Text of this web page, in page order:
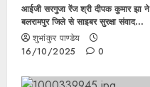
आईजी सरगुजा रेंज श्री दीपक कुमार झा ने
बलरामपुर जिले से साइबर सुरक्षा संवाद
कार्यक्रम की शुरूआत
शुभांकुर पाण्डेय
16/10/2025
0